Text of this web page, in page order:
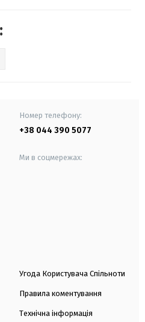
Номер телефону:
+38 044 390 5077
Ми в соцмережах:
Угода Користувача Спільноти
Правила коментування
Технічна інформація